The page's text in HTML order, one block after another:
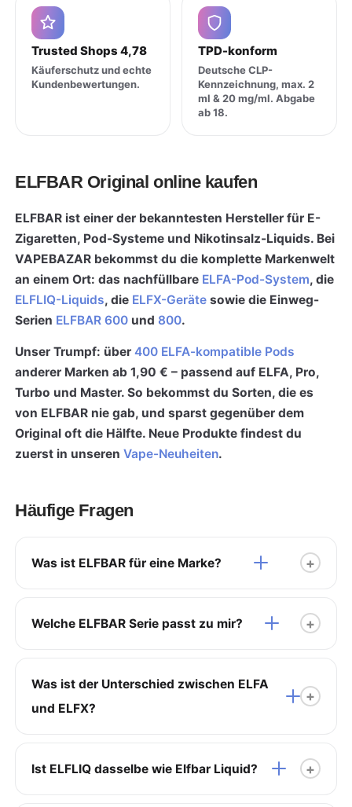
Trusted Shops 4,78
Käuferschutz und echte
Kundenbewertungen.
TPD-konform
Deutsche CLP-
Kennzeichnung, max. 2
ml & 20 mg/ml. Abgabe
ab 18.
ELFBAR Original online kaufen
ELFBAR ist einer der bekanntesten Hersteller für E-
Zigaretten, Pod-Systeme und Nikotinsalz-Liquids. Bei
VAPEBAZAR bekommst du die komplette Markenwelt
an einem Ort: das nachfüllbare ELFA-Pod-System, die
ELFLIQ-Liquids, die ELFX-Geräte sowie die Einweg-
Serien ELFBAR 600 und 800.
Unser Trumpf: über 400 ELFA-kompatible Pods
anderer Marken ab 1,90 € – passend auf ELFA, Pro,
Turbo und Master. So bekommst du Sorten, die es
von ELFBAR nie gab, und sparst gegenüber dem
Original oft die Hälfte. Neue Produkte findest du
zuerst in unseren Vape-Neuheiten.
Häufige Fragen
Was ist ELFBAR für eine Marke?
Welche ELFBAR Serie passt zu mir?
Was ist der Unterschied zwischen ELFA
und ELFX?
Ist ELFLIQ dasselbe wie Elfbar Liquid?